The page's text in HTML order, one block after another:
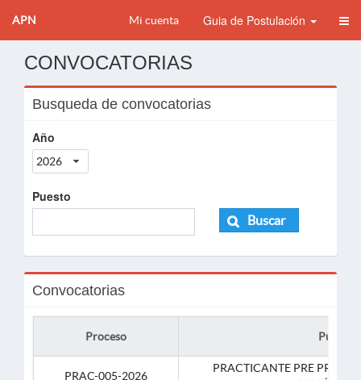
APN Mi cuenta Guia de Postulación
CONVOCATORIAS
Busqueda de convocatorias
Año
2026
Puesto
Buscar
Convocatorias
Proceso Puesto
PRAC-005-2026
PRACTICANTE PRE